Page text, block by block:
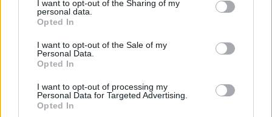
I want to opt-out of the Sharing of my
personal data.
Opted In
I want to opt-out of the Sale of my
Personal Data.
Opted In
I want to opt-out of processing my
Personal Data for Targeted Advertising.
Opted In
ESG Report 2025: Πώς η ΑΒ Βασιλόπουλος μετατρέπει τη
Stoiximan: «Πού ήσουν;» στις μεγάλες στιγμές του Ολυμπιακού